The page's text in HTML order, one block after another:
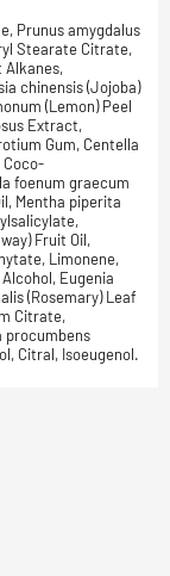
Prunus amygdalus
Stearate Citrate,
Alkanes,
chinensis (Jojoba)
(Lemon) Peel
Extract,
Gum, Centella
Coco-
foenum graecum
Mentha piperita
Fruit Oil,
Limonene,
Eugenia
(Rosemary) Leaf
Citrate,
procumbens
Citral, Isoeugenol.